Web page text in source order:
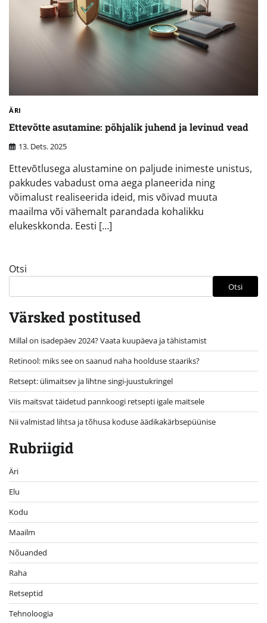
ÄRI
Ettevõtte asutamine: põhjalik juhend ja levinud vead
13. Dets. 2025
Ettevõtlusega alustamine on paljude inimeste unistus,
pakkudes vabadust oma aega planeerida ning
võimalust realiseerida ideid, mis võivad muuta
maailma või vähemalt parandada kohalikku
elukeskkonda. Eesti […]
Otsi
Otsi
Värsked postitused
Millal on isadepäev 2024? Vaata kuupäeva ja tähistamist
Retinool: miks see on saanud naha hoolduse staariks?
Retsept: ülimaitsev ja lihtne singi-juustukringel
Viis maitsvat täidetud pannkoogi retsepti igale maitsele
Nii valmistad lihtsa ja tõhusa koduse äädikakärbsepüünise
Rubriigid
Äri
Elu
Kodu
Maailm
Nõuanded
Raha
Retseptid
Tehnoloogia